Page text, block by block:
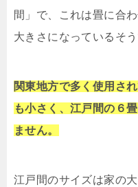
間」で、これは畳に合
大きさになっているそう
関東地方で多く使用さ
も小さく、江戸間の６
ません。
江戸間のサイズは家の